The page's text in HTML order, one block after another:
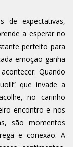
de expectativas,
a esperar no
perfeito para
emoção ganha
Quando
que invade a
no carinho
encontro e nos
são momentos
e conexão. A